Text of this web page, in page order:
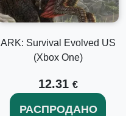
ARK: Survival Evolved US
(Xbox One)
12.31 €
РАСПРОДАНО